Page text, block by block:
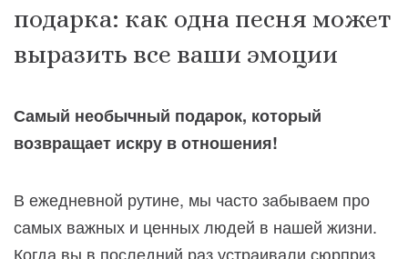
подарка: как одна песня может
выразить все ваши эмоции
Самый необычный подарок, который
возвращает искру в отношения!
В ежедневной рутине, мы часто забываем про
самых важных и ценных людей в нашей жизни.
Когда вы в последний раз устраивали сюрприз